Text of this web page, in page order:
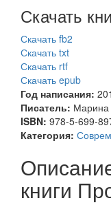
Скачать
Скачать fb2
Скачать txt
Скачать rtf
Скачать epub
Год написания:
Писатель:
ISBN: 978-5-699-
Категория:
книги